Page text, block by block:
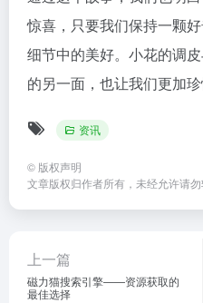
惊喜，只要我们保持一颗
细节中的美好。小花的调
的另一面，也让我们更加珍
资讯
© 版权声明
文章版权归作者所有，未经允许请勿
上一篇
磁力猫搜索引擎——资源获取的
最佳选择